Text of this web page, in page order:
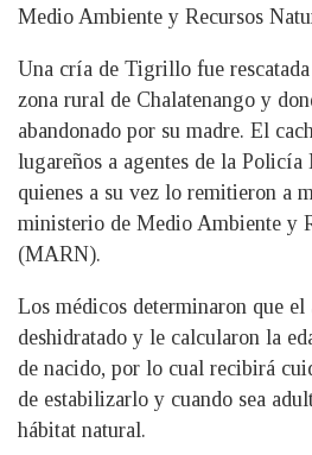
Medio Ambiente y Recursos
Una cría de Tigrillo fue
zona rural de Chalatenango y
abandonado por su madre. El
lugareños a agentes de la
quienes a su vez lo remitieron a
ministerio de Medio Ambiente y
(MARN).
Los médicos determinaron que el
deshidratado y le calcularon la
de nacido, por lo cual recibirá
de estabilizarlo y cuando sea
hábitat natural.